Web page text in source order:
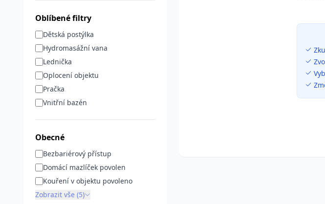
Oblíbené filtry
Dětská postýlka
Hydromasážní vana
Lednička
Oplocení objektu
Pračka
Vnitřní bazén
Obecné
Bezbariérový přístup
Domácí mazlíček povolen
Kouření v objektu povoleno
Zobrazit vše (5)